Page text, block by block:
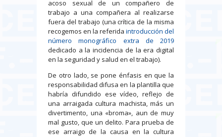
acoso sexual de un compañero de
trabajo a una compañera al realizarse
fuera del trabajo (una crítica de la misma
recogemos en la referida introducción del
número monográfico extra de 2019
dedicado a la incidencia de la era digital
en la seguridad y salud en el trabajo).
De otro lado, se pone énfasis en que la
responsabilidad difusa en la plantilla que
habría difundido ese vídeo, reflejo de
una arraigada cultura machista, más un
divertimento, una «broma», aun de muy
mal gusto, que un delito. Para prueba de
ese arraigo de la causa en la cultura